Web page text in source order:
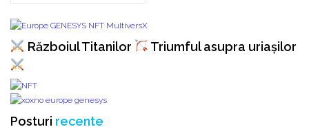
Războiul Titanilor Triumful asupra uriașilor
Posturi recente